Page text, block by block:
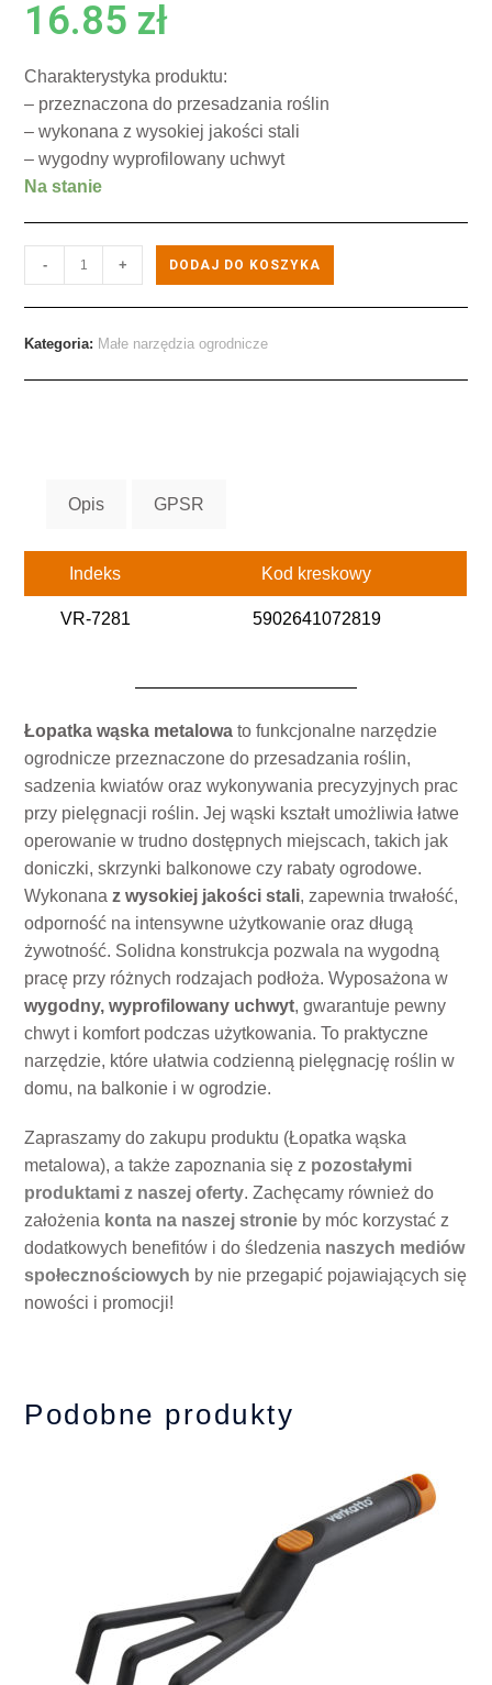
16.85 zł
Charakterystyka produktu:
– przeznaczona do przesadzania roślin
– wykonana z wysokiej jakości stali
– wygodny wyprofilowany uchwyt
Na stanie
- + DODAJ DO KOSZYKA
Kategoria: Małe narzędzia ogrodnicze
Opis GPSR
Indeks Kod kreskowy
VR-7281 5902641072819
Łopatka wąska metalowa to funkcjonalne narzędzie
ogrodnicze przeznaczone do przesadzania roślin,
sadzenia kwiatów oraz wykonywania precyzyjnych prac
przy pielęgnacji roślin. Jej wąski kształt umożliwia łatwe
operowanie w trudno dostępnych miejscach, takich jak
doniczki, skrzynki balkonowe czy rabaty ogrodowe.
Wykonanaz wysokiej jakości stali, zapewnia trwałość,
odporność na intensywne użytkowanie oraz długą
żywotność. Solidna konstrukcja pozwala na wygodną
pracę przy różnych rodzajach podłoża. Wyposażona w
wygodny, wyprofilowany uchwyt, gwarantuje pewny
chwyt i komfort podczas użytkowania. To praktyczne
narzędzie, które ułatwia codzienną pielęgnację roślin w
domu, na balkonie i w ogrodzie.
Zapraszamy do zakupu produktu (Łopatka wąska
metalowa), a także zapoznania się z pozostałymi
produktami z naszej oferty. Zachęcamy również do
założenia konta na naszej stronie by móc korzystać z
dodatkowych benefitów i do śledzenia naszych mediów
społecznościowych by nie przegapić pojawiających się
nowości i promocji!
Podobne produkty